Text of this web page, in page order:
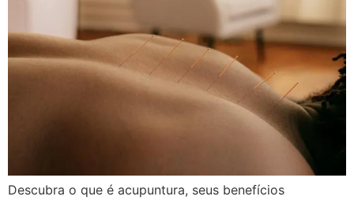
Descubra o que é acupuntura, seus benefícios